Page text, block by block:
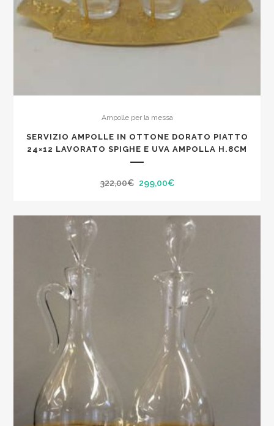
Ampolle per la messa
SERVIZIO AMPOLLE IN OTTONE DORATO PIATTO
24×12 LAVORATO SPIGHE E UVA AMPOLLA H.8CM
322,00€ Il
originale
322,00€.
299,00€Il
attuale